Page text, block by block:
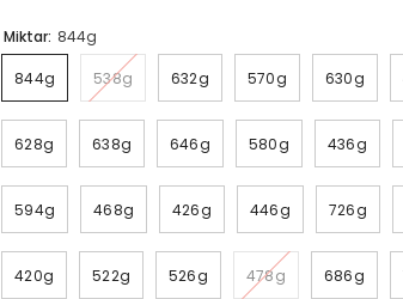
Miktar: 844g
844g 538g 632g 570g 630g
628g 638g 646g 580g 436g
594g 468g 426g 446g 726g
420g 522g 526g 478g 686g